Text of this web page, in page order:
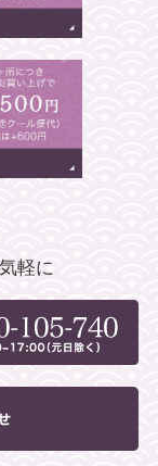
軽に